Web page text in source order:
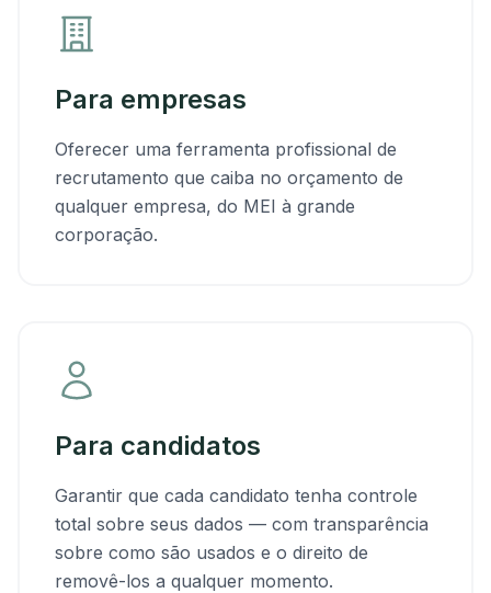
Para empresas
Oferecer uma ferramenta profissional de
recrutamento que caiba no orçamento de
qualquer empresa, do MEI à grande
corporação.
Para candidatos
Garantir que cada candidato tenha controle
total sobre seus dados — com transparência
sobre como são usados e o direito de
removê-los a qualquer momento.